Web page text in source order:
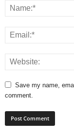
Save my name,
comment.